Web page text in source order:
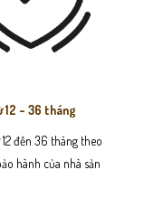
12 - 36 tháng
đến 36 tháng theo
hành của nhà sản